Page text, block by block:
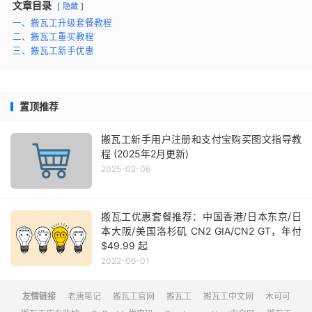
文章目录 隐藏
一、搬瓦工升级套餐教程
二、搬瓦工重买教程
三、搬瓦工新手优惠
置顶推荐
搬瓦工新手用户注册和支付宝购买图文指导教
程 (2025年2月更新)
2025-02-06
搬瓦工优惠套餐推荐：中国香港/日本东京/日
本大阪/美国洛杉矶 CN2 GIA/CN2 GT，年付
$49.99 起
2022-06-01
友情链接 老唐笔记 搬瓦工官网 搬瓦工 搬瓦工中文网
木可可